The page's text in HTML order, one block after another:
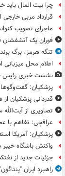
چرا بیت المال
قرارداد مربی
ماجرای تصویب
فوران یک آتشفشان
تنگه هرمز، برگ
اعلام محل میزبانی
نشست خبری رئیس
پزشکیان: گفت‌وگوها
قدردانی پزشکیان
تصاویری از
عراقچی: تفاهم با
پزشکیان: آمریکا
واکنش باشگاه
جزئیات جدید از
راهبرد ایران